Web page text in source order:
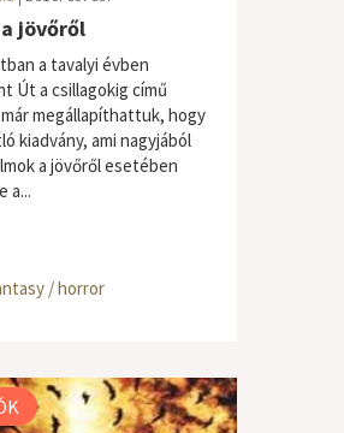
jövőről
a tavalyi évben
Út a csillagokig című
megállapíthattuk, hogy
kiadvány, ami nagyjából
a jövőről esetében
a...
/ horror